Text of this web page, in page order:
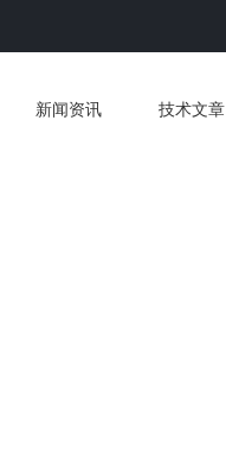
新闻资讯 技术文章